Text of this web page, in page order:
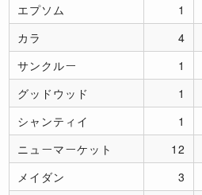
エプソム
1
カラ
4
サンクルー
1
グッドウッド
1
シャンティイ
1
ニューマーケット
12
メイダン
3